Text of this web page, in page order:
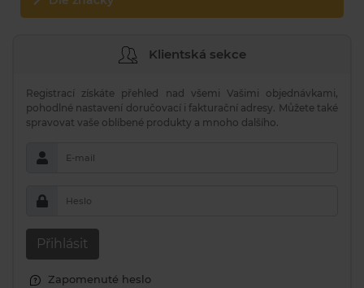
Klientská sekce
Registrací získáte přehled nad všemi Vašimi objednávkami,
pohodlné nastavení doručovací i fakturační adresy. Můžete také
spravovat vaše oblíbené produkty a mnoho dalšího.
E-mail
Heslo
Přihlásit
Zapomenuté heslo